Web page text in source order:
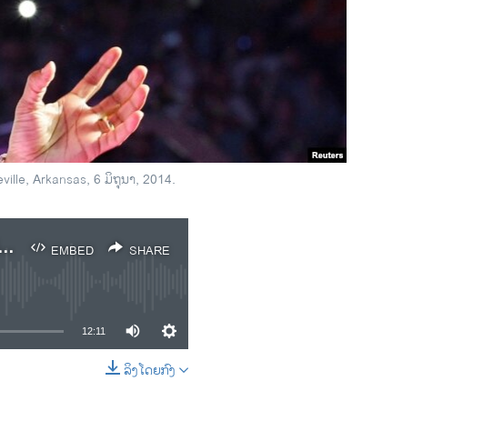
Arkansas, 6 ມິຖຸນາ, 2014.
EMBED SHARE
Happy - Pharrell Williams
SHARE
12:11
ລິງໂດຍກົງ